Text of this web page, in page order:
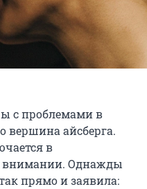
с проблемами в
вершина айсберга.
в
внимании. Однажды
прямо и заявила: